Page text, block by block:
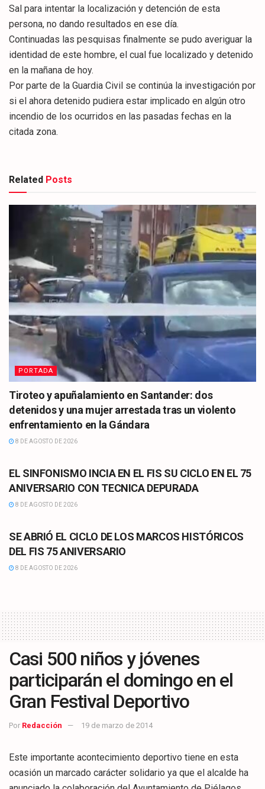
Sal para intentar la localización y detención de esta
persona, no dando resultados en ese día.
Continuadas las pesquisas finalmente se pudo averiguar la
identidad de este hombre, el cual fue localizado y detenido
en la mañana de hoy.
Por parte de la Guardia Civil se continúa la investigación por
si el ahora detenido pudiera estar implicado en algún otro
incendio de los ocurridos en las pasadas fechas en la
citada zona.
Related Posts
PORTADA
Tiroteo y apuñalamiento en Santander: dos
detenidos y una mujer arrestada tras un violento
enfrentamiento en la Gándara
8 DE AGOSTO DE 2026
EL SINFONISMO INCIA EN EL FIS SU CICLO EN EL 75
ANIVERSARIO CON TECNICA DEPURADA
8 DE AGOSTO DE 2026
SE ABRIÓ EL CICLO DE LOS MARCOS HISTÓRICOS
DEL FIS 75 ANIVERSARIO
8 DE AGOSTO DE 2026
Casi 500 niños y jóvenes
participarán el domingo en el
Gran Festival Deportivo
Por Redacción 19 de marzo de 2014
Este importante acontecimiento deportivo tiene en esta
ocasión un marcado carácter solidario ya que el alcalde ha